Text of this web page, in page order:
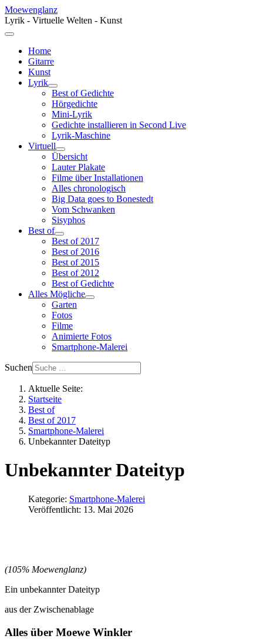
Moewenglanz
Lyrik - Virtuelle Welten - Kunst
Home
Gitarre
Kunst
Lyrik
Best of Gedichte
Hörgedichte
Mini-Lyrik
Gedichte installieren in Second Live
Lyrik-Maschine
Virtuell
Übersicht
Lauter Plakate
Filme über Installationen
Alles chronologisch
Big Data goes to Bonestedt
Vom Schwanken
Sisyphos
Best of
Best of 2017
Best of 2016
Best of 2015
Best of 2012
Best of Gedichte
Alles Mögliche
Garten
Fotos
Filme
Animierte Fotos
Smartphone-Malerei
Suchen
Aktuelle Seite:
Startseite
Best of
Best of 2017
Smartphone-Malerei
Unbekannter Dateityp
Unbekannter Dateityp
Kategorie: Smartphone-Malerei
Veröffentlicht: 13. Mai 2026
(105% Moewenglanz)
Ein unbekannter Dateityp
aus der Zwischenablage
Alles über Moewe Winkler